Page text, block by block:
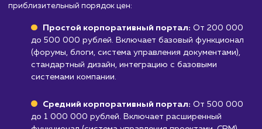
обновление корпоративного портала могут
потребовать значительных технических
ресурсов и специалистов.
Узнать почему